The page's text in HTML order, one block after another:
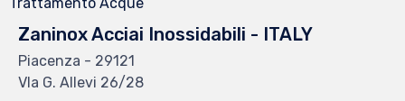
Zaninox Acciai Inossidabili - ITALY
Piacenza - 29121
VIa G. Allevi 26/28